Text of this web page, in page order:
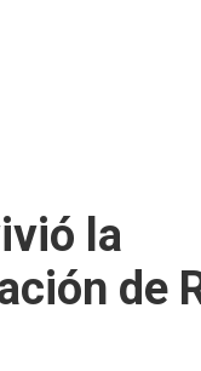
la
de